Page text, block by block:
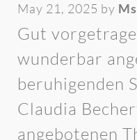
May 21, 2025 by
Gut
wunderbar
beruhigenden
Claudia
angebotenen